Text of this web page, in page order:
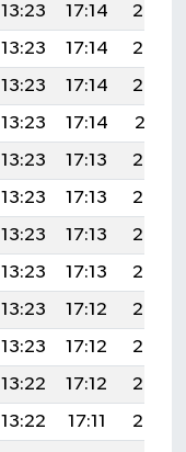
13:23 17:14
20:34
13:23 17:14
20:33
13:23 17:14
20:32
13:23 17:14
20:31
13:23 17:13
20:30
13:23 17:13
20:29
13:23 17:13
20:28
13:23 17:13
20:27
13:23 17:12
20:26
13:23 17:12
20:25
13:22 17:12
20:24
13:22 17:11
20:23